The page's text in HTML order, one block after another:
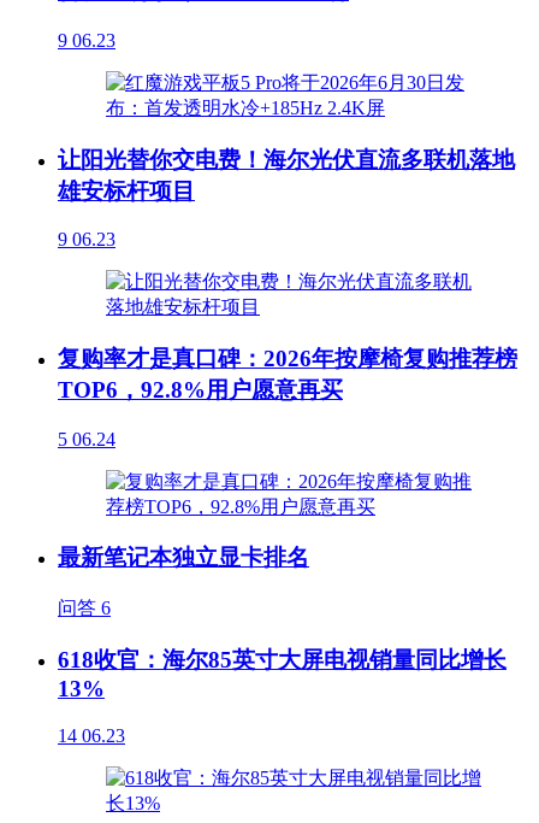
9 06.23
让阳光替你交电费！海尔光伏直流多联机落地
雄安标杆项目
9 06.23
复购率才是真口碑：2026年按摩椅复购推荐榜
TOP6，92.8%用户愿意再买
5 06.24
最新笔记本独立显卡排名
问答 6
618收官：海尔85英寸大屏电视销量同比增长
13%
14 06.23